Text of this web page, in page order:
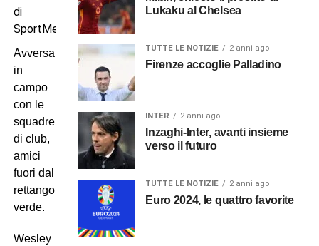
di
SportMediaset
Avversari
in
campo
con le
squadre
di club,
amici
fuori dal
rettangolo
verde.
Wesley
Lukaku al Chelsea
TUTTE LE NOTIZIE 2 anni ago
Firenze accoglie Palladino
INTER 2 anni ago
Inzaghi-Inter, avanti insieme
verso il futuro
TUTTE LE NOTIZIE 2 anni ago
Euro 2024, le quattro favorite